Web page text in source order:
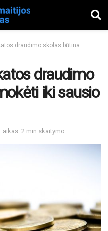
draudimo skolas būtina
draudimo
iki sausio
Laikas: 2 min skaitymo